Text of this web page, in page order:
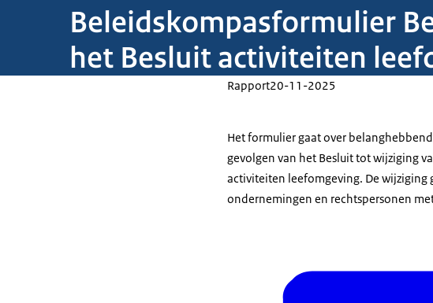
Beleidskompasformulier
het Besluit activiteiten
Rapport20-11-2025
Het formulier gaat over
gevolgen van het Besluit tot wijziging
activiteiten leefomgeving. De wijziging
ondernemingen en rechtspersonen